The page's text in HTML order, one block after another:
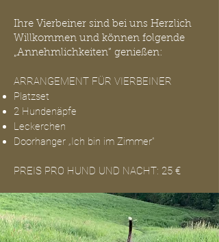
Ihre Vierbeiner sind bei uns Herzlich
Willkommen und können folgende
„Annehmlichkeiten“ genießen:
ARRANGEMENT FÜR VIERBEINER
Platzset
2 Hundenäpfe
Leckerchen
Doorhanger „Ich bin im Zimmer“
PREIS PRO HUND UND NACHT: 25 €